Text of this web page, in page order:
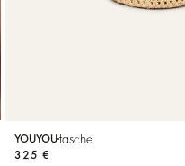
YOUYOUtasche
325 €